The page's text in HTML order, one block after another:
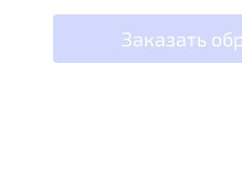
Заказать